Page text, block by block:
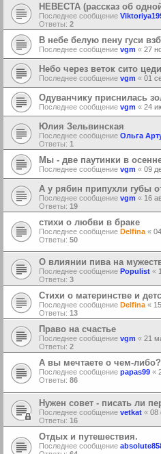
НЕВЕСТА (рассказ об
Последнее сообщение
Ответы: 2
В небе белую пену гуси
Последнее сообщение vgm « 27
Небо через веток сито
Последнее сообщение vgm « 01
Одуванчику приснилась
Последнее сообщение vgm « 24
Юлия Зельвинская
Последнее сообщение Ольга
Ответы: 1
Мы - две паутинки в
Последнее сообщение vgm « 09
А у рябин припухли губы
Последнее сообщение vgm « 16
Ответы: 19
стихи о любви в браке
Последнее сообщение Delfina «
Ответы: 50
О влиянии пива на
Последнее сообщение Populist «
Ответы: 3
Стихи о материнстве и
Последнее сообщение Delfina«
Ответы: 13
Право на счастье
Последнее сообщение vgm « 21
Ответы: 2
А вы мечтаете о чем-либо?
Последнее сообщение papas99 «
Ответы: 86
Нужен совет - писать ли
Последнее сообщение vetkat « 08
Ответы: 16
Отдых и путешествия.
Последнее сообщение